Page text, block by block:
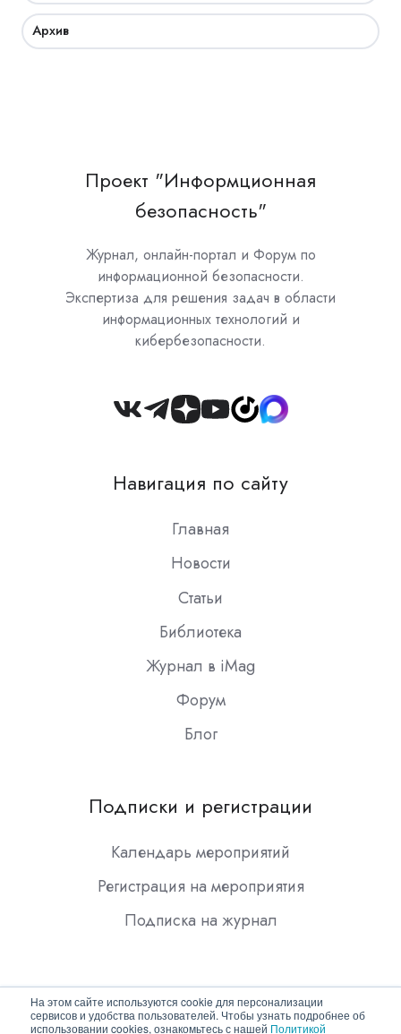
На этом сайте используются cookie для персонализации
сервисов и удобства пользователей. Чтобы узнать подробнее об
использовании cookies, ознакомьтесь с нашей Политикой
Архив
Проект "Информционная
безопасность"
Журнал, онлайн-портал и Форум по
информационной безопасности.
Экспертиза для решения задач в области
информационных технологий и
кибербезопасности.
Join
Slack
Навигация по сайту
Главная
Новости
Статьи
Библиотека
Журнал в iMag
Форум
Блог
Подписки и регистрации
Календарь мероприятий
Регистрация на мероприятия
Подписка на журнал